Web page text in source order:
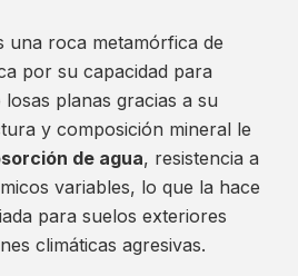
una roca metamórfica de
por su capacidad para
planas gracias a su
y composición mineral le
de agua, resistencia a
variables, lo que la hace
para suelos exteriores
climáticas agresivas.